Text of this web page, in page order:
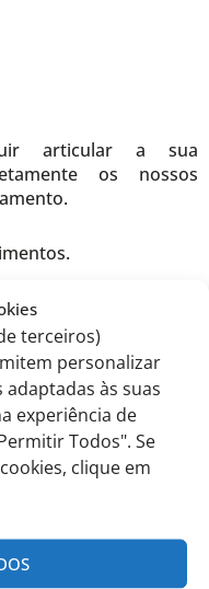
terceiros)
personalizar
às suas
experiência de
Todos". Se
clique em
articular a sua
os nossos